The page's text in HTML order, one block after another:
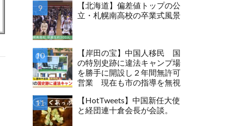
【北海道】偏差値トップの公
立・札幌南高校の卒業式風景
【岸田の宝】中国人移民 国
の特別史跡に違法キャンプ場
を勝手に開設し２年間無許可
営業 現在も市の指導を無視
【HotTweets】中国新任大使
と経団連十倉会長が会談。